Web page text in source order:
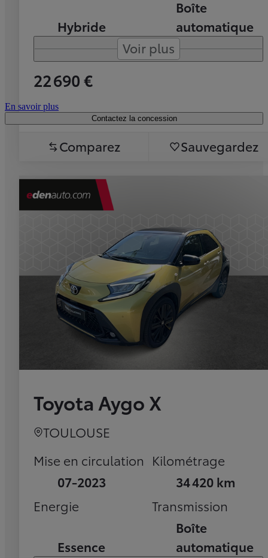
Hybride
Boîte
automatique
Voir plus
22 690 €
En savoir plus
Contactez la concession
Comparez Sauvegardez
Toyota Aygo X
TOULOUSE
Mise en circulation
07-2023
Kilométrage
34 420 km
Energie
Essence
Transmission
Boîte
automatique